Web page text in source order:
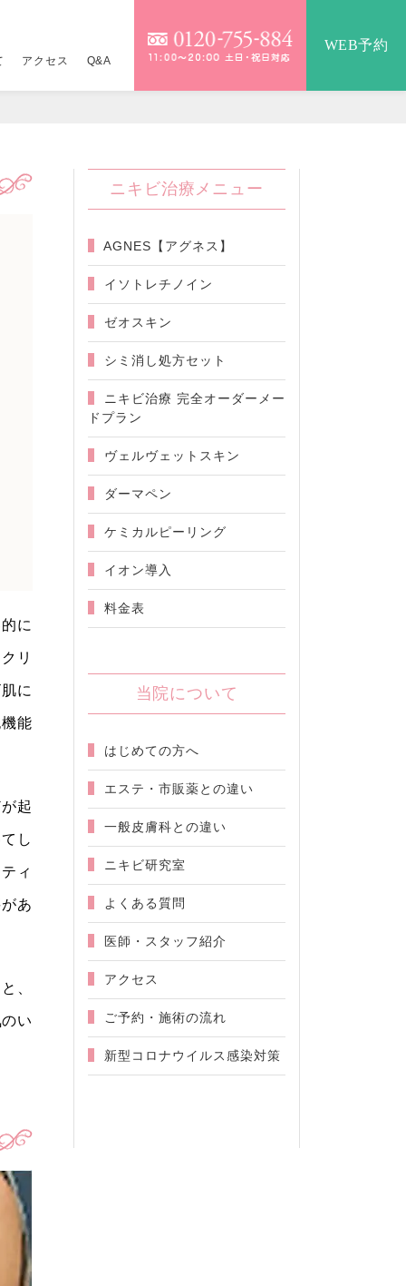
30錠 16,800円
5,720円〜
5,800円
アクセス Q&A
WEB予約
に
リ
に
能
起
し
ィ
あ
、
い
ニキビ治療メニュー
AGNES【アグネス】
イソトレチノイン
ゼオスキン
シミ消し処方セット
ニキビ治療 完全オーダーメー
ドプラン
ヴェルヴェットスキン
ダーマペン
ケミカルピーリング
イオン導入
料金表
当院について
はじめての方へ
エステ・市販薬との違い
一般皮膚科との違い
ニキビ研究室
よくある質問
医師・スタッフ紹介
アクセス
ご予約・施術の流れ
新型コロナウイルス感染対策